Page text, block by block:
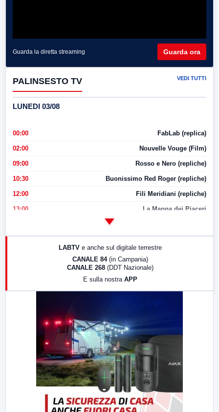
Guarda la diretta streaming Guarda ora
PALINSESTO TV VEDI TUTTI
LUNEDI 03/08
00:00 FabLab (replica)
02:00 Nouvelle Vouge (Film)
09:00 Rosso e Nero (repliche)
10:30 Buonissimo Red Roger (repliche)
12:00 Fili Meridiani (repliche)
13:00 La Mappa dei Piaceri
LABTV e anche sul digitale terrestre
CANALE 84 (in Campania)
CANALE 268 (DDT Nazionale)
E sulla nostra APP